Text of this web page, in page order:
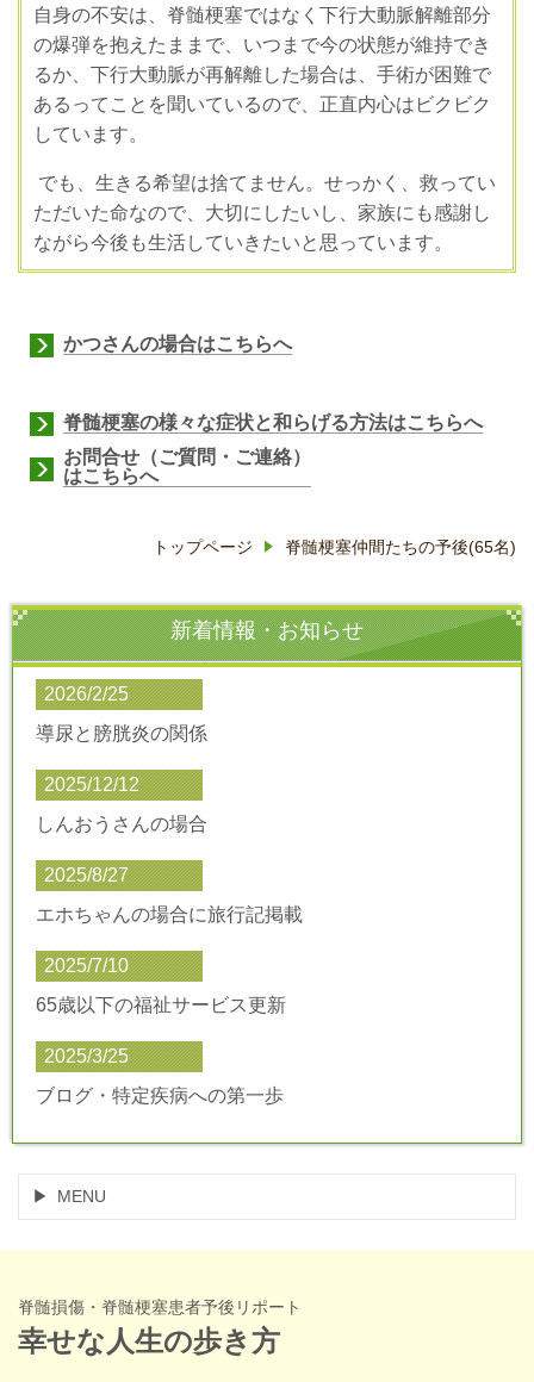
自身の不安は、脊髄梗塞ではなく下行大動脈解離部分
の爆弾を抱えたままで、いつまで今の状態が維持でき
るか、下行大動脈が再解離した場合は、手術が困難で
あるってことを聞いているので、正直内心はビクビク
しています。
でも、生きる希望は捨てません。せっかく、救ってい
ただいた命なので、大切にしたいし、家族にも感謝し
ながら今後も生活していきたいと思っています。
かつさんの場合はこちらへ
脊髄梗塞の様々な症状と和らげる方法はこちらへ
お問合せ（ご質問・ご連絡）
はこちらへ
トップページ 脊髄梗塞仲間たちの予後(65名)
新着情報・お知らせ
2026/2/25
導尿と膀胱炎の関係
2025/12/12
しんおうさんの場合
2025/8/27
エホちゃんの場合に旅行記掲載
2025/7/10
65歳以下の福祉サービス更新
2025/3/25
ブログ・特定疾病への第一歩
MENU
脊髄損傷・脊髄梗塞患者予後リポート
幸せな人生の歩き方